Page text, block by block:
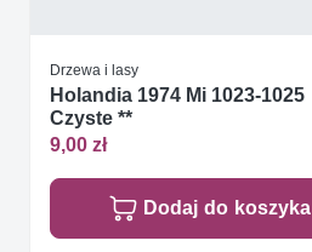
Drzewa i lasy
Holandia 1974 Mi 1023-1025
Czyste **
9,00 zł
Dodaj do koszyka